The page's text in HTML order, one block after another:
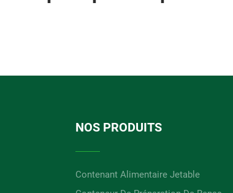
NOS PRODUITS
Contenant Alimentaire Jetable